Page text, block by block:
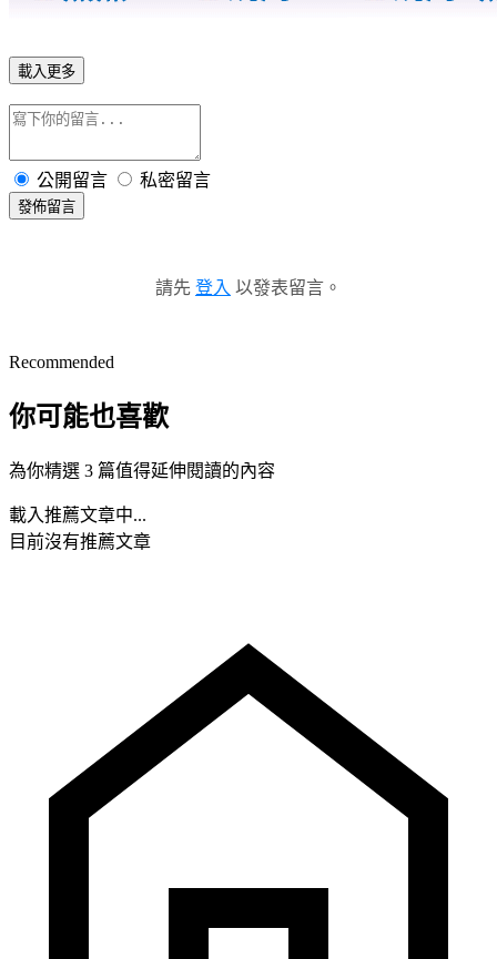
載入更多
公開留言 私密留言
發佈留言
請先 登入 以發表留言。
Recommended
你可能也喜歡
為你精選 3 篇值得延伸閱讀的內容
載入推薦文章中...
目前沒有推薦文章